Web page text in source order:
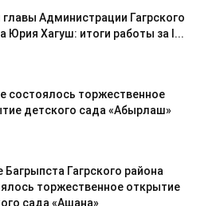
главы Администрации Гагрского
Юрия Хагуш: итоги работы за I...
состоялось торжественное
детского сада «Абырлаш»
Багрыпста Гагрского района
торжественное открытие
сада «Ашана»